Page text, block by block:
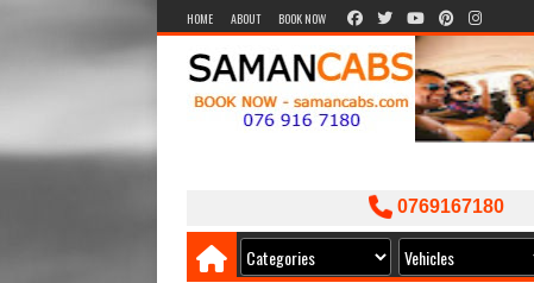
HOME ABOUT BOOK NOW
0769167180